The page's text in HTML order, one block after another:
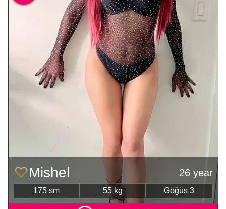
Mishel 26 year
175 sm 55 kg Göğüs 3